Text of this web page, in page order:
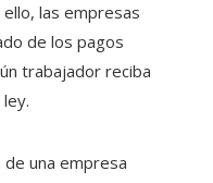
las empresas
de los pagos
trabajador reciba
de una empresa